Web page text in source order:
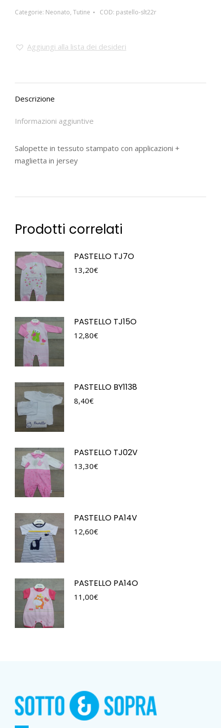
Categorie: Neonato, Tutine COD: pastello-slt22r
Aggiungi alla lista dei desideri
Descrizione
Informazioni aggiuntive
Salopette in tessuto stampato con applicazioni +
maglietta in jersey
Prodotti correlati
PASTELLO TJ7O
13,20€
PASTELLO TJ15O
12,80€
PASTELLO BY1138
8,40€
PASTELLO TJ02V
13,30€
PASTELLO PA14V
12,60€
PASTELLO PA14O
11,00€